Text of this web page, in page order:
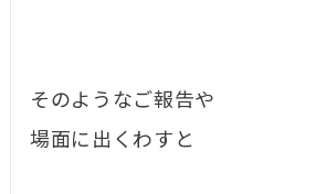
そのようなご報告や
場面に出くわすと